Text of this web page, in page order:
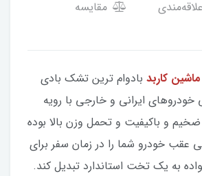
مقایسه
کاربد بادوام ترین تشک بادی
خودروهای ایرانی و خارجی با رویه
و باکیفیت و تحمل وزن بالا بوده
عقب خودرو شما را در زمان سفر برای
به یک تخت استاندارد تبدیل کند.